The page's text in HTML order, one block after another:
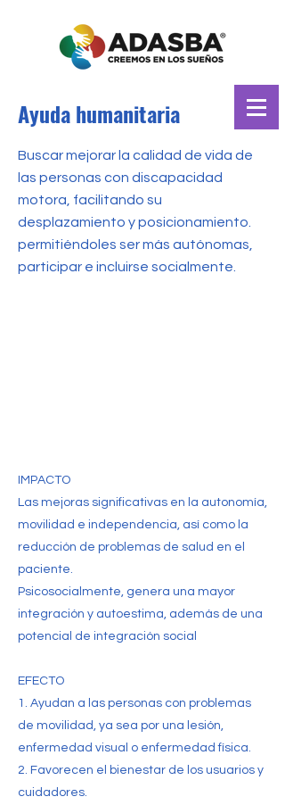
Ayuda humanitaria
Buscar mejorar la calidad de vida de
las personas con discapacidad
motora, facilitando su
desplazamiento y posicionamiento.
permitiéndoles ser más autónomas,
participar e incluirse socialmente.
IMPACTO
Las mejoras significativas en la autonomía,
movilidad e independencia, así como la
reducción de problemas de salud en el
paciente.
Psicosocialmente, genera una mayor
integración y autoestima, además de una
potencial de integración social
EFECTO
1. Ayudan a las personas con problemas
de movilidad, ya sea por una lesión,
enfermedad visual o enfermedad física.
2. Favorecen el bienestar de los usuarios y
cuidadores.